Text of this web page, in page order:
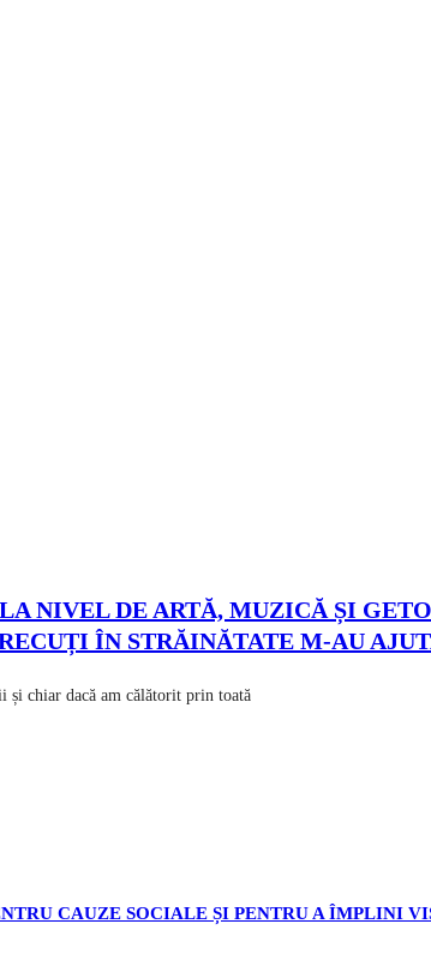
NIVEL DE ARTĂ, MUZICĂ ȘI
ÎN STRĂINĂTATE M-AU
și chiar dacă am călătorit prin toată
CAUZE SOCIALE ȘI PENTRU A ÎMPLINI